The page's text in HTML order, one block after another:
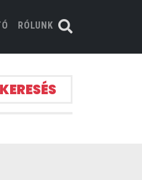
RÓLUNK
KERESÉS